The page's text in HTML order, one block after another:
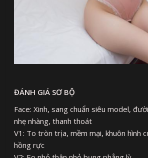
ĐÁNH GIÁ SƠ BỘ
Face: Xinh, sang chuẩn siêu model,
nhẹ nhàng, thanh thoát
V1: To tròn trịa, mềm mại, khuôn hình
hồng rực